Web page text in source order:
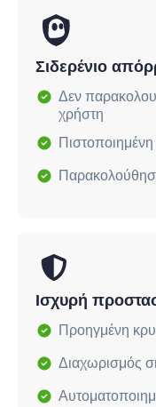
Σιδερένιο
Δεν
χρήστη
Ισχυρή
Προηγμένη
Διαχωρισμός